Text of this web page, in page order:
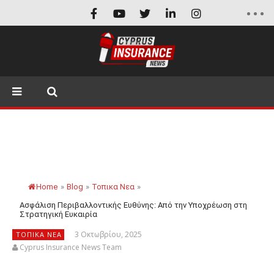
Home » Blog » Τοπικα Νεα »
Ασφάλιση Περιβαλλοντικής Ευθύνης: Από την Υποχρέωση στη
Στρατηγική Ευκαιρία
ΤΟΠΙΚΑ ΝΕΑ
3 Οκτωβρίου, 2025
Cyprus Insurance News Team